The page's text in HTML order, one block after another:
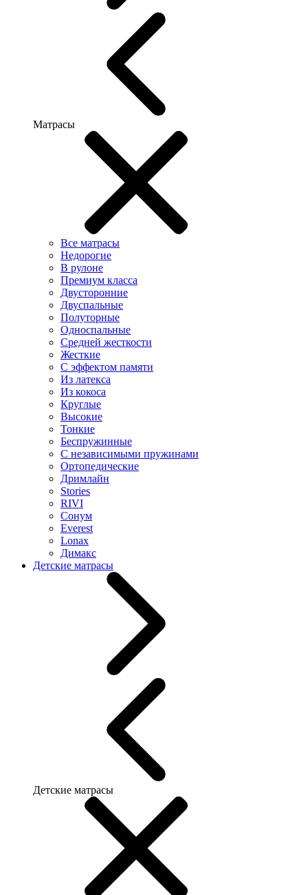
Матрасы
Все матрасы
Недорогие
В рулоне
Премиум класса
Двусторонние
Двуспальные
Полуторные
Односпальные
Средней жесткости
Жесткие
С эффектом памяти
Из латекса
Из кокоса
Круглые
Высокие
Тонкие
Беспружинные
С независимыми пружинами
Ортопедические
Дримлайн
Stories
RIVI
Сонум
Everest
Lonax
Димакс
Детские матрасы
Детские матрасы